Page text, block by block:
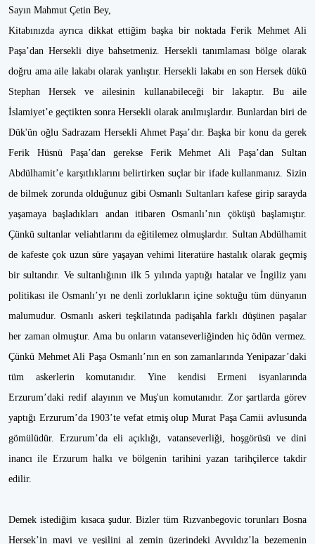
Sayın Mahmut Çetin Bey,
Kitabınızda ayrıca dikkat ettiğim başka bir noktada Ferik Mehmet Ali
Paşa’dan Hersekli diye bahsetmeniz. Hersekli tanımlaması bölge olarak
doğru ama aile lakabı olarak yanlıştır. Hersekli lakabı en son Hersek dükü
Stephan Hersek ve ailesinin kullanabileceği bir lakaptır. Bu aile
İslamiyet’e geçtikten sonra Hersekli olarak anılmışlardır. Bunlardan biri de
Dük'ün oğlu Sadrazam Hersekli Ahmet Paşa’dır. Başka bir konu da gerek
Ferik Hüsnü Paşa’dan gerekse Ferik Mehmet Ali Paşa’dan Sultan
Abdülhamit’e karşıtlıklarını belirtirken suçlar bir ifade kullanmanız. Sizin
de bilmek zorunda olduğunuz gibi Osmanlı Sultanları kafese girip sarayda
yaşamaya başladıkları andan itibaren Osmanlı’nın çöküşü başlamıştır.
Çünkü sultanlar veliahtlarını da eğitilemez olmuşlardır. Sultan Abdülhamit
de kafeste çok uzun süre yaşayan vehimi literatüre hastalık olarak geçmiş
bir sultandır. Ve sultanlığının ilk 5 yılında yaptığı hatalar ve İngiliz yanı
politikası ile Osmanlı’yı ne denli zorlukların içine soktuğu tüm dünyanın
malumudur. Osmanlı askeri teşkilatında padişahla farklı düşünen paşalar
her zaman olmuştur. Ama bu onların vatanseverliğinden hiç ödün vermez.
Çünkü Mehmet Ali Paşa Osmanlı’nın en son zamanlarında Yenipazar’daki
tüm askerlerin komutanıdır. Yine kendisi Ermeni isyanlarında
Erzurum’daki redif alayının ve Muş'un komutanıdır. Zor şartlarda görev
yaptığı Erzurum’da 1903’te vefat etmiş olup Murat Paşa Camii avlusunda
gömülüdür. Erzurum’da eli açıklığı, vatanseverliği, hoşgörüsü ve dini
inancı ile Erzurum halkı ve bölgenin tarihini yazan tarihçilerce takdir
edilir.
Demek istediğim kısaca şudur. Bizler tüm Rızvanbegovic torunları Bosna
Hersek’in mavi ve yeşilini al zemin üzerindeki Ayyıldız’la bezemenin